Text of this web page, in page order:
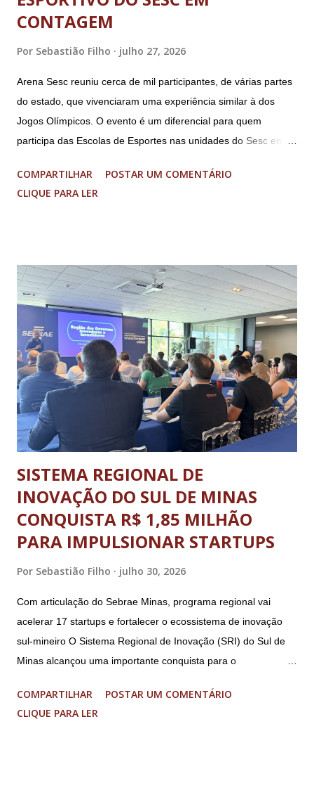
CONTAGEM
Por Sebastião Filho julho 27, 2026
Arena Sesc reuniu cerca de mil participantes, de várias partes
do estado, que vivenciaram uma experiência similar à dos
Jogos Olímpicos. O evento é um diferencial para quem
participa das Escolas de Esportes nas unidades do Sesc em
adolescentes. É isso que o Arena Sesc proporcionou para 165
integrantes das Escolas de Esportes do Sesc São Lourenço,
participantes, entre 9 e 17 anos de idade, de várias partes do
estado, no Sesc Contagem, localizado na Região
Metropolitana de Belo Horizonte. Foram cinco dias de disputas
em diferentes modalidades esportivas, palestras e uma
programação dedicada a promover a integração, o respeito e
o desenvolvimento pessoal e social através do esporte. A
abertura oficial, com direto a cerimônia, aconteceu no dia 20
de julho (segunda-feira) e o ence...
COMPARTILHAR
POSTAR UM COMENTÁRIO
CLIQUE PARA LER
SISTEMA REGIONAL DE
INOVAÇÃO DO SUL DE MINAS
CONQUISTA R$ 1,85 MILHÃO
PARA IMPULSIONAR STARTUPS
Por Sebastião Filho julho 30, 2026
Com articulação do Sebrae Minas, programa regional vai
acelerar 17 startups e fortalecer o ecossistema de inovação
sul-mineiro O Sistema Regional de Inovação (SRI) do Sul de
Minas alcançou uma importante conquista para o
proposta “Acelera Vibra” foi contemplada na Chamada
FAPEMIG/Sede 03/2026 – Novo SEED, garantindo R$ 1,85
COMPARTILHAR
POSTAR UM COMENTÁRIO
CLIQUE PARA LER